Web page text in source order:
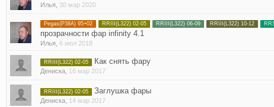
Илья 30 мар 2020
Pegas(P38A) 95+02 RRIII(L322) 02-05 RRIII(L322) 06-09 RRIII(L322) 10-12
прозрачности фар infinity 4.1
Илья 6 июл 2018
RRIII(L322) 02-05 Как снять фару
Дениска 16 мар 2017
RRIII(L322) 02-05 Заглушка фары
Дениска 14 мар 2017